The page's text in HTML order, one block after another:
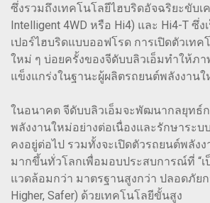
ซึ่งรวมถึงเทคโนโลยีไฮบริดอัจฉริยะขับเ
Intelligent 4WD หรือ Hi4) และ Hi4-T ซึ่
เปอร์ไฮบริดแบบออฟโรด การเปิดตัวเท
ใหม่ ๆ บ่อยครั้งของจีดับบลิวเอ็มทำให้ภ
แข็งแกร่งในฐานะผู้ผลิตรถยนต์พลังงาน
ในอนาคต จีดับบลิวเอ็มจะพัฒนากลยุทธ์
พลังงานใหม่อย่างต่อเนื่องและรักษาระบ
คงอยู่ต่อไป รวมทั้งจะเปิดตัวรถยนต์พลัง
มากขึ้นทั่วโลกเพื่อมอบประสบการณ์ที่ “เ
แวดล้อมกว่า มาตรฐานสูงกว่า ปลอดภัยกว่
Higher, Safer) ด้วยเทคโนโลยีขั้นสูง